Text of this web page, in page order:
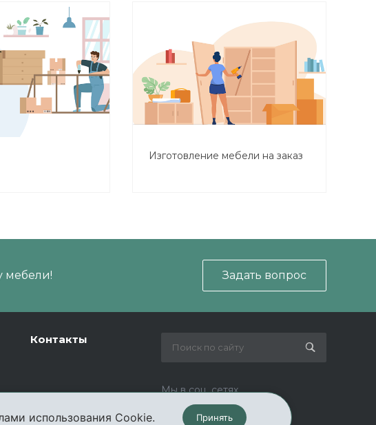
Изготовление мебели на заказ
мебели! Задать вопрос
Контакты
Мы в соц. сетях
использования Cookie. Принять